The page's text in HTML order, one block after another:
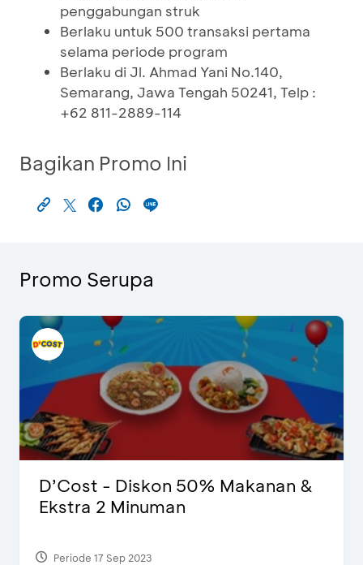
penggabungan struk
Berlaku untuk 500 transaksi pertama
selama periode program
Berlaku di Jl. Ahmad Yani No.140,
Semarang, Jawa Tengah 50241, Telp :
+62 811-2889-114
Bagikan Promo Ini
Promo Serupa
D’Cost - Diskon 50% Makanan &
Ekstra 2 Minuman
Periode 17 Sep 2023